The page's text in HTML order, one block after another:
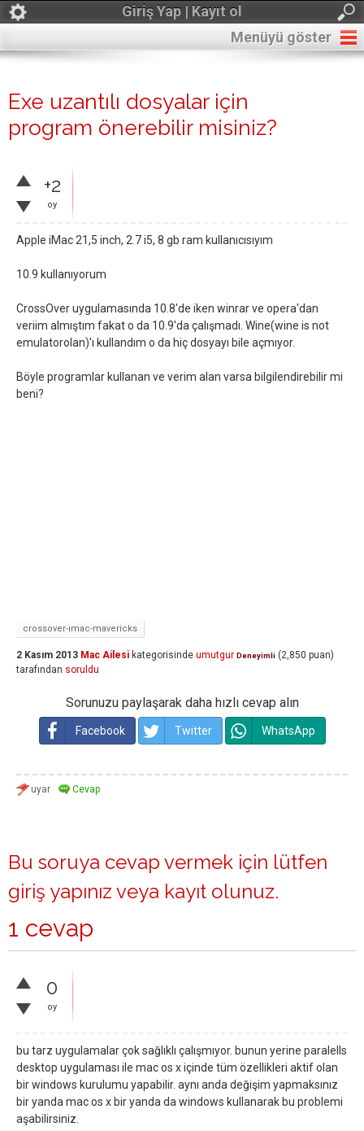
Giriş Yap | Kayıt ol
Menüyü göster
Exe uzantılı dosyalar için
program önerebilir misiniz?
+2
oy
Apple iMac 21,5 inch, 2.7 i5, 8 gb ram kullanıcısıyım
10.9 kullanıyorum
CrossOver uygulamasında 10.8'de iken winrar ve opera'dan
veriim almıştım fakat o da 10.9'da çalışmadı. Wine(wine is not
emulatorolan)'ı kullandım o da hiç dosyayı bile açmıyor.
Böyle programlar kullanan ve verim alan varsa bilgilendirebilir mi
beni?
crossover-imac-mavericks
2 Kasım 2013 Mac Ailesi kategorisinde umutgur Deneyimli (2,850 puan)
tarafından soruldu
Sorunuzu paylaşarak daha hızlı cevap alın
Facebook Twitter WhatsApp
Bu soruya cevap vermek için lütfen
giriş yapınız veya kayıt olunuz.
1 cevap
0
oy
bu tarz uygulamalar çok sağlıklı çalışmıyor. bunun yerine paralells
desktop uygulaması ile mac os x içinde tüm özellikleri aktif olan
bir windows kurulumu yapabilir. aynı anda değişim yapmaksınız
bir yanda mac os x bir yanda da windows kullanarak bu problemi
aşabilirsiniz.